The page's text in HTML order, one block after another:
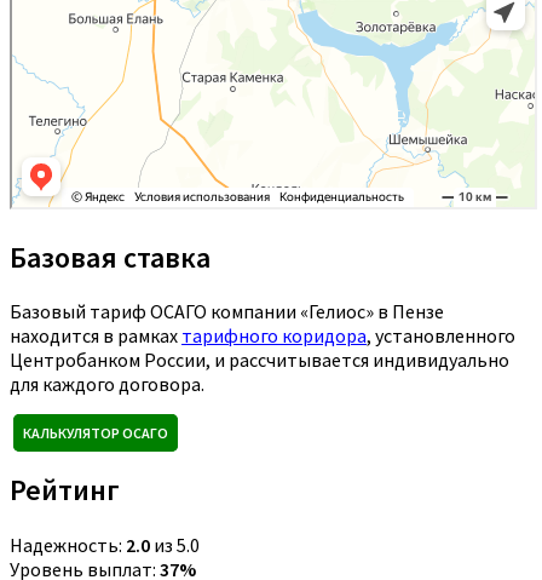
Базовая ставка
Базовый тариф ОСАГО компании «Гелиос» в Пензе
находится в рамках тарифного коридора, установленного
Центробанком России, и рассчитывается индивидуально
для каждого договора.
КАЛЬКУЛЯТОР ОСАГО
Рейтинг
Надежность: 2.0 из 5.0
Уровень выплат: 37%